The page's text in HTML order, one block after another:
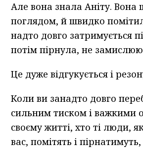
Але вона знала Аніту. Вона
поглядом, й швидко
надто довго затримується
потім пірнула, не
Це дуже відгукується і
Коли ви занадто довго
сильним тиском і важкими
своєму житті, хто ті люди,
вас, помітять і